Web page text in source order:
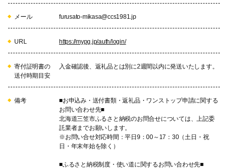
メール furusato-mikasa@ccs1981.jp
URL https://mypg.jp/auth/login/
寄付証明書の
送付時期目安
入金確認後、返礼品とは別に2週間以内に発送いたします。
備考
■お申込み・送付書類・返礼品・ワンストップ申請に関する
お問い合わせ先■
北海道三笠市ふるさと納税のお問合せについては、上記委
託業者までお願いします。
※お問い合せ対応時間：平日9：00～17：30（土日・祝
日・年末年始を除く）
■ふるさと納税制度・使い道に関するお問い合わせ先■